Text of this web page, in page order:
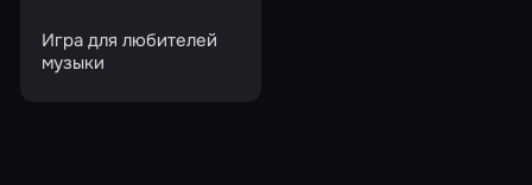
Игра для любителей
музыки